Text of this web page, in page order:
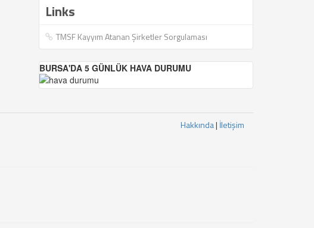
Links
TMSF Kayyım Atanan Şirketler Sorgulaması
BURSA'DA 5 GÜNLÜK HAVA DURUMU
Hakkında| İletişim